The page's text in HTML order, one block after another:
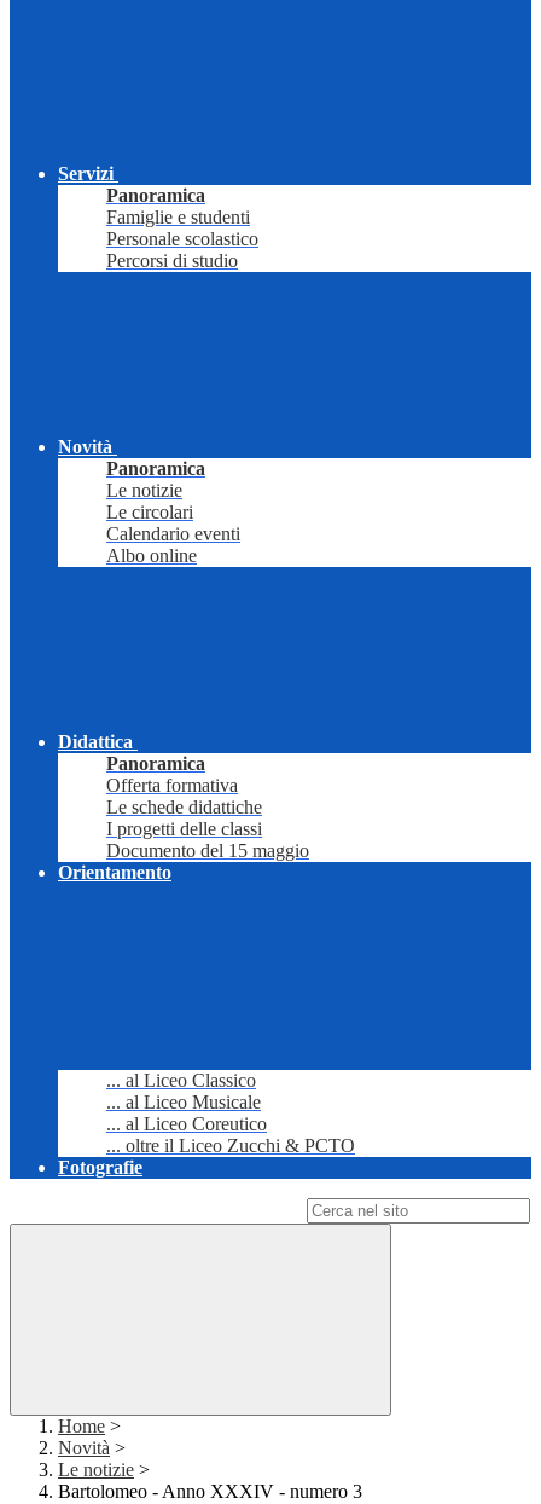
Servizi
Panoramica
Famiglie e studenti
Personale scolastico
Percorsi di studio
Novità
Panoramica
Le notizie
Le circolari
Calendario eventi
Albo online
Didattica
Panoramica
Offerta formativa
Le schede didattiche
I progetti delle classi
Documento del 15 maggio
Orientamento
... al Liceo Classico
... al Liceo Musicale
... al Liceo Coreutico
... oltre il Liceo Zucchi & PCTO
Fotografie
Home >
Novità >
Le notizie >
Bartolomeo - Anno XXXIV - numero 3